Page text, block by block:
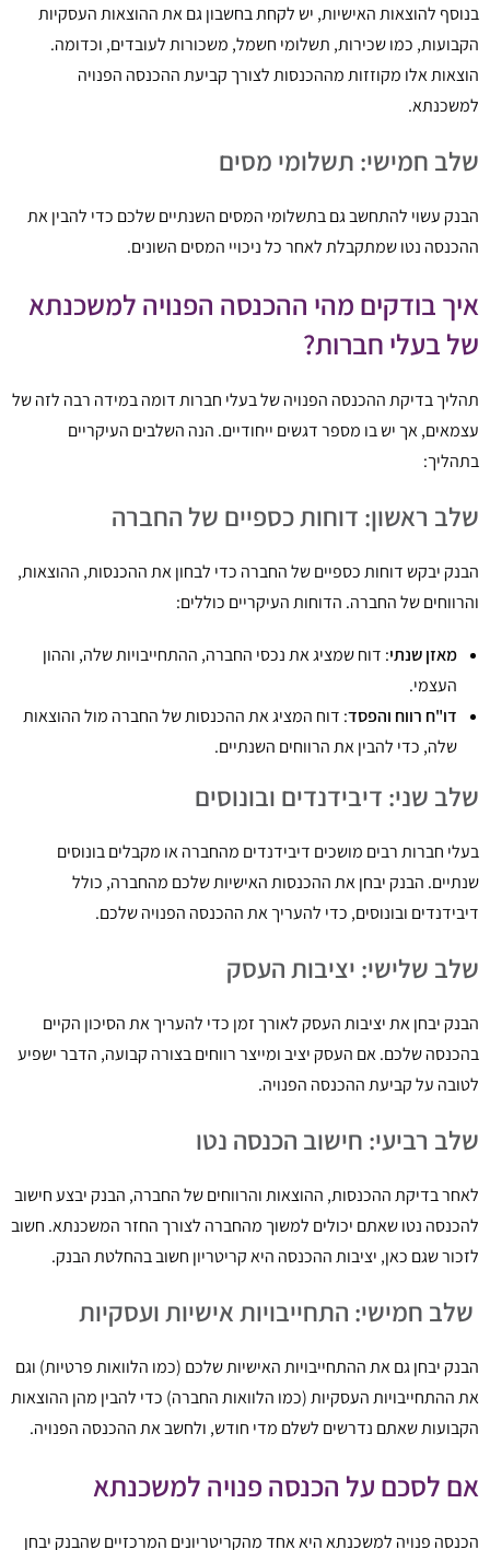
בנוסף להוצאות האישיות, יש לקחת בחשבון גם את ההוצאות העסקיות
הקבועות, כמו שכירות, תשלומי חשמל, משכורות לעובדים, וכדומה.
הוצאות אלו מקוזזות מההכנסות לצורך קביעת ההכנסה הפנויה
למשכנתא.
שלב חמישי: תשלומי מסים
הבנק עשוי להתחשב גם בתשלומי המסים השנתיים שלכם כדי להבין את
ההכנסה נטו שמתקבלת לאחר כל ניכויי המסים השונים.
איך בודקים מהי ההכנסה הפנויה למשכנתא
של בעלי חברות?
תהליך בדיקת ההכנסה הפנויה של בעלי חברות דומה במידה רבה לזה של
עצמאים, אך יש בו מספר דגשים ייחודיים. הנה השלבים העיקריים
בתהליך:
שלב ראשון: דוחות כספיים של החברה
הבנק יבקש דוחות כספיים של החברה כדי לבחון את ההכנסות, ההוצאות,
והרווחים של החברה. הדוחות העיקריים כוללים:
מאזן שנתי: דוח שמציג את נכסי החברה, ההתחייבויות שלה, וההון
העצמי.
דו"ח רווח והפסד: דוח המציג את ההכנסות של החברה מול ההוצאות
שלה, כדי להבין את הרווחים השנתיים.
שלב שני: דיבידנדים ובונוסים
בעלי חברות רבים מושכים דיבידנדים מהחברה או מקבלים בונוסים
שנתיים. הבנק יבחן את ההכנסות האישיות שלכם מהחברה, כולל
דיבידנדים ובונוסים, כדי להעריך את ההכנסה הפנויה שלכם.
שלב שלישי: יציבות העסק
הבנק יבחן את יציבות העסק לאורך זמן כדי להעריך את הסיכון הקיים
בהכנסה שלכם. אם העסק יציב ומייצר רווחים בצורה קבועה, הדבר ישפיע
לטובה על קביעת ההכנסה הפנויה.
שלב רביעי: חישוב הכנסה נטו
לאחר בדיקת ההכנסות, ההוצאות והרווחים של החברה, הבנק יבצע חישוב
להכנסה נטו שאתם יכולים למשוך מהחברה לצורך החזר המשכנתא. חשוב
לזכור שגם כאן, יציבות ההכנסה היא קריטריון חשוב בהחלטת הבנק.
שלב חמישי: התחייבויות אישיות ועסקיות
הבנק יבחן גם את ההתחייבויות האישיות שלכם (כמו הלוואות פרטיות) וגם
את ההתחייבויות העסקיות (כמו הלוואות החברה) כדי להבין מהן ההוצאות
הקבועות שאתם נדרשים לשלם מדי חודש, ולחשב את ההכנסה הפנויה.
אם לסכם על הכנסה פנויה למשכנתא
הכנסה פנויה למשכנתא היא אחד מהקריטריונים המרכזיים שהבנק יבחן